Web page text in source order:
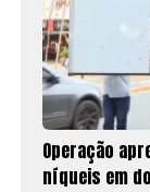
Operação
níqueis em